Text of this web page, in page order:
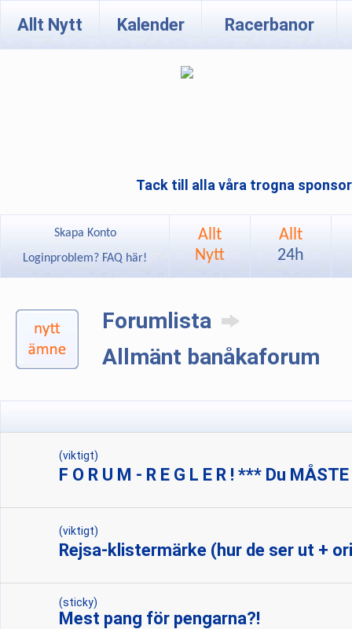
Allt Nytt Kalender Racerbanor
Tack till alla våra trogna
Skapa Konto
Loginproblem? FAQ här!
Allt
Nytt
Allt
24h
Forumlista
Allmänt banåkaforum
(viktigt)
F O R U M - R E G L E R ! *** Du
(viktigt)
Rejsa-klistermärke (hur de ser ut +
(sticky)
Mest pang för pengarna?!